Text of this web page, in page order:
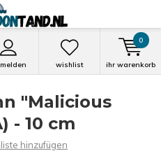
wishlist ihr warenkorb
0
"Malicious
- 10 cm
hinzufügen